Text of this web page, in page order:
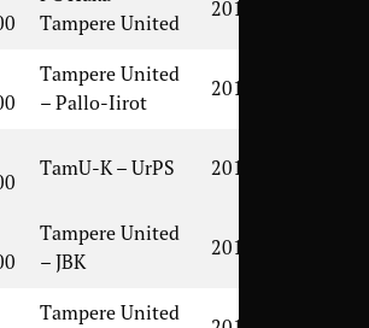
Tampere United
2017
Tampere United
– Pallo-Iirot
2016
TamU-K – UrPS 2015
Tampere United
– JBK
2018
Tampere United